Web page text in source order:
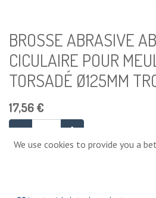
BROSSE ABRASIVE
CICULAIRE POUR
TORSADÉ Ø125MM
17,56€
We use cookies to provide you a